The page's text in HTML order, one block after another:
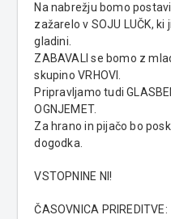
Na nabrežju bomo
zažarelo v SOJU LUČK,
gladini.
ZABAVALI se bomo z
skupino VRHOVI.
Pripravljamo tudi
OGNJEMET.
Za hrano in pijačo bo
dogodka.
VSTOPNINE NI!
ČASOVNICA PRIREDITVE: